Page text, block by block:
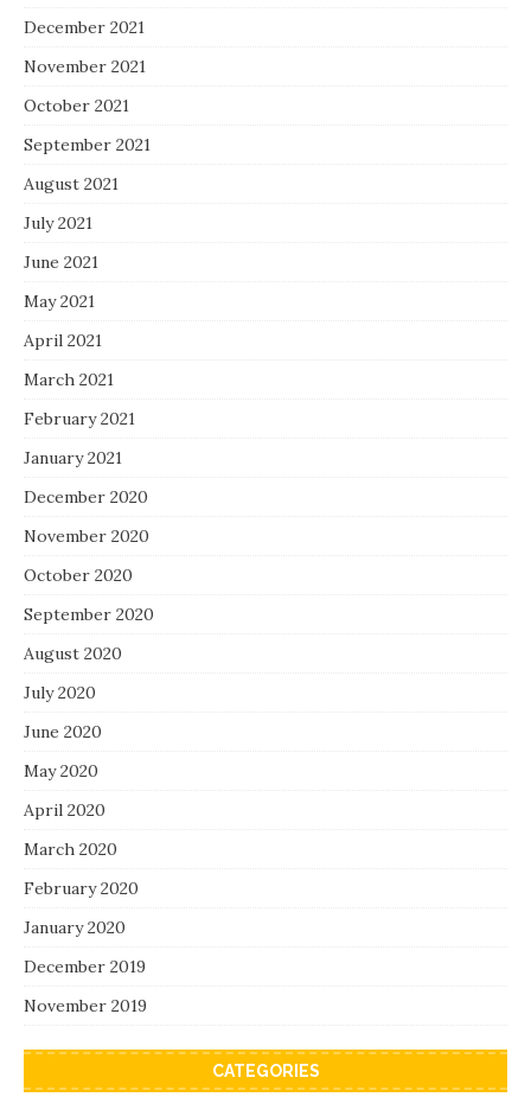
December 2021
November 2021
October 2021
September 2021
August 2021
July 2021
June 2021
May 2021
April 2021
March 2021
February 2021
January 2021
December 2020
November 2020
October 2020
September 2020
August 2020
July 2020
June 2020
May 2020
April 2020
March 2020
February 2020
January 2020
December 2019
November 2019
CATEGORIES